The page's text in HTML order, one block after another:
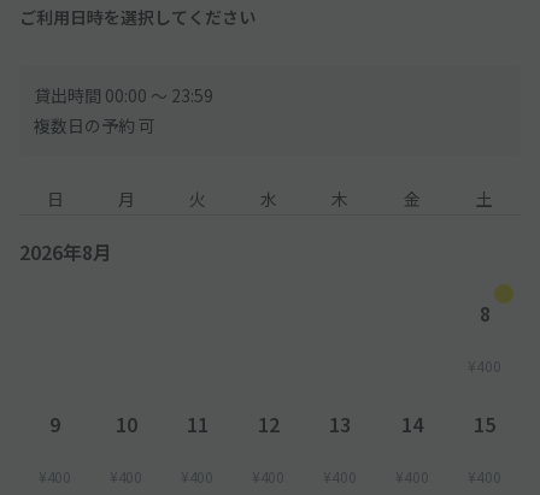
ご利用日時を選択してください
貸出時間 00:00 〜 23:59
複数日の予約 可
日 月 火 水 木 金 土
2026年8月
8
¥400
9
¥400
10
¥400
11
¥400
12
¥400
13
¥400
14
¥400
15
¥400